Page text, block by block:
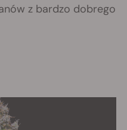
z bardzo dobrego